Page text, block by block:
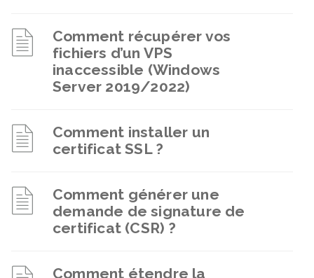
Comment récupérer vos
fichiers d’un VPS
inaccessible (Windows
Server 2019/2022)
Comment installer un
certificat SSL ?
Comment générer une
demande de signature de
certificat (CSR) ?
Comment étendre la